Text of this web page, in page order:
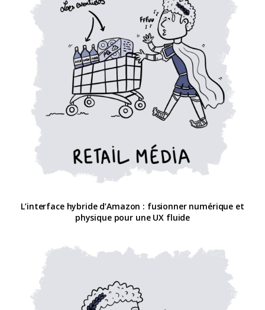
L’interface hybride d’Amazon : fusionner numérique et
physique pour une UX fluide